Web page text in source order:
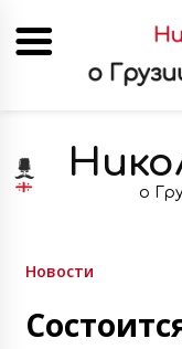
content
о
Новости